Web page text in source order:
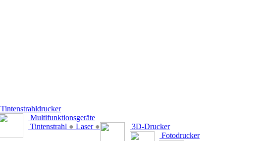
Tintenstrahldrucker
Multifunktionsgeräte
Tintenstrahl ● Laser ●
3D-Drucker
Fotodrucker